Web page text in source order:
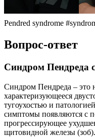
Pendred syndrome
Вопрос-ответ
Синдром Пендреда
Синдром Пендреда – это
характеризующееся
тугоухостью и
симптомы появляются с
прогрессирующее
щитовидной железы (зоб).